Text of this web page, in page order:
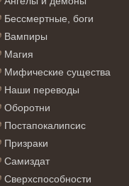
Бессмертные, боги
Вампиры
Магия
Мифические существа
Наши переводы
Оборотни
Постапокалипсис
Призраки
Самиздат
Сверхспособности